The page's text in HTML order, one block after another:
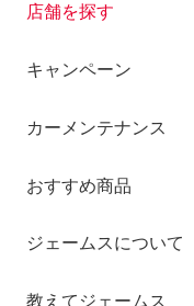
店舗を探す
キャンペーン
カーメンテナンス
おすすめ商品
ジェームスについて
教えてジェームス